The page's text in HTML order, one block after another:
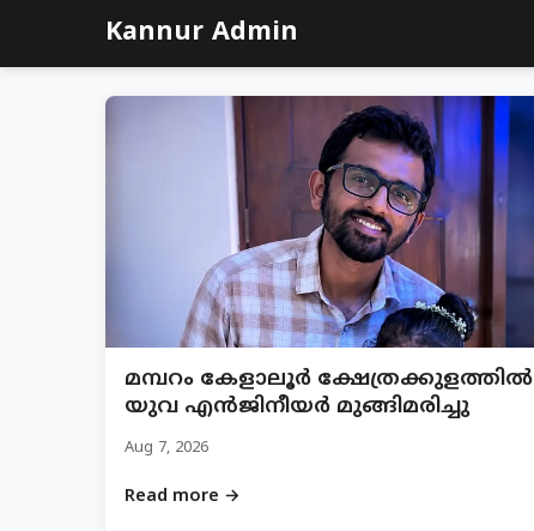
Kannur Admin
മമ്പറം കേളാലൂർ ക്ഷേത്രക്കുളത്തിൽ
യുവ എൻജിനീയർ മുങ്ങിമരിച്ചു
Aug 7, 2026
Read more →